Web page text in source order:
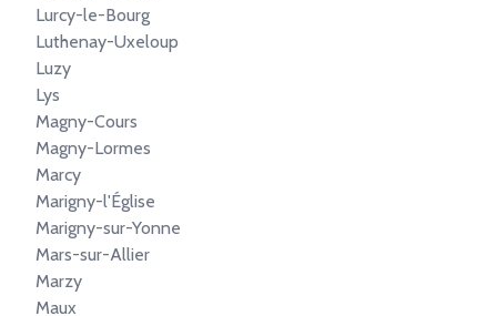
Lurcy-le-Bourg
Luthenay-Uxeloup
Luzy
Lys
Magny-Cours
Magny-Lormes
Marcy
Marigny-l'Église
Marigny-sur-Yonne
Mars-sur-Allier
Marzy
Maux